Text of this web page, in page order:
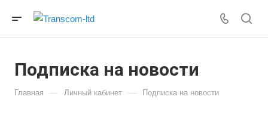
Подписка на новости
Главная — Личный кабинет — Подписка на новости